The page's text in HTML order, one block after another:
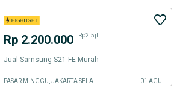
Rp 2.200.000 Rp2.5jt
Jual Samsung S21 FE Murah
PASAR MINGGU, JAKARTA SELATAN 01 AGU